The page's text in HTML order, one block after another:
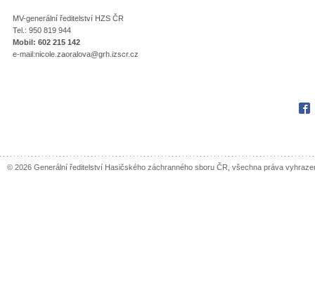
MV-generální ředitelství HZS ČR
Tel.: 950 819 944
Mobil: 602 215 142
e-mail:nicole.zaoralova@grh.izscr.cz
© 2026 Generální ředitelství Hasičského záchranného sboru ČR, všechna práva